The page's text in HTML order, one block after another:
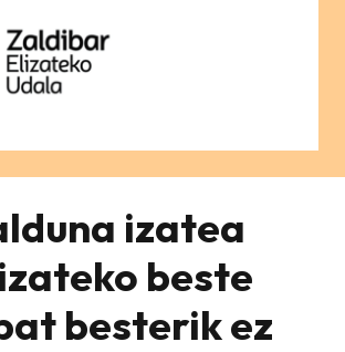
izatea
beste
besterik ez